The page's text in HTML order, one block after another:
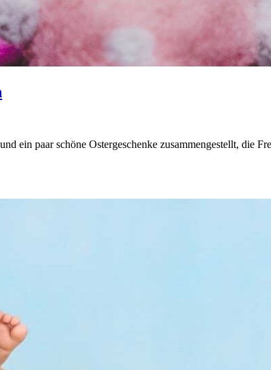
ein paar schöne Ostergeschenke zusammengestellt, die